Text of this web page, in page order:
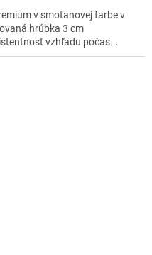
v smotanovej farbe v
hrúbka 3 cm
vzhľadu počas...